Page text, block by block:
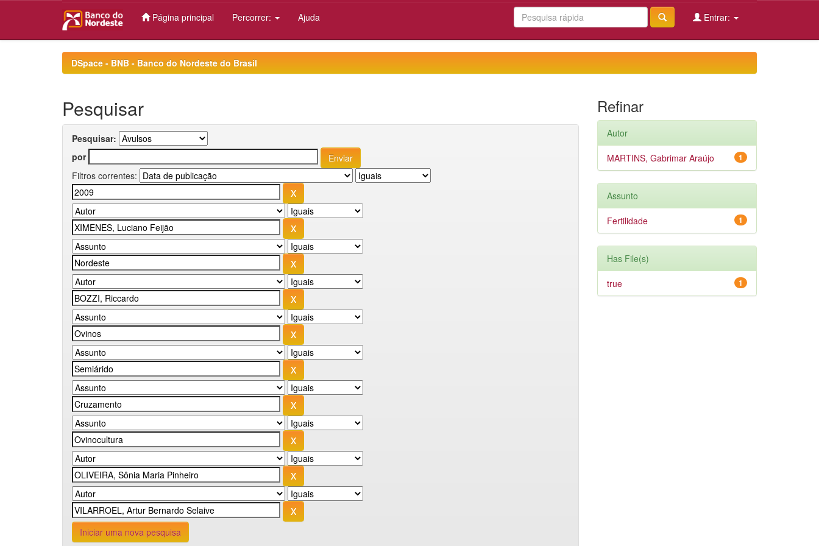
Página principal Percorrer: Ajuda Entrar:
DSpace - BNB - Banco do Nordeste do Brasil
Pesquisar
Pesquisar:
por
Filtros correntes:
Iniciar uma nova pesquisa
Refinar
Autor
1
MARTINS, Gabrimar Araújo
Assunto
1
Fertilidade
Has File(s)
1
true